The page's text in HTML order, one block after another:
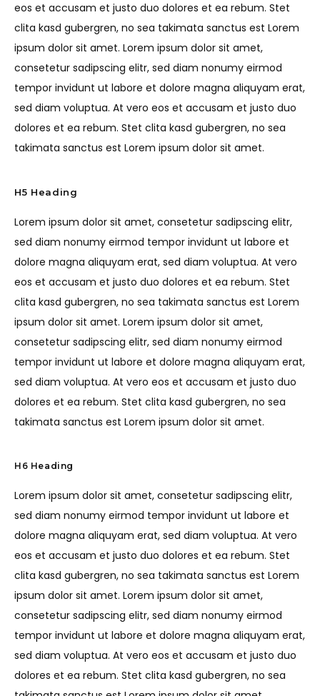
eos et accusam et justo duo dolores et ea rebum. Stet
clita kasd gubergren, no sea takimata sanctus est Lorem
ipsum dolor sit amet. Lorem ipsum dolor sit amet,
consetetur sadipscing elitr, sed diam nonumy eirmod
tempor invidunt ut labore et dolore magna aliquyam erat,
sed diam voluptua. At vero eos et accusam et justo duo
dolores et ea rebum. Stet clita kasd gubergren, no sea
takimata sanctus est Lorem ipsum dolor sit amet.
H5 Heading
Lorem ipsum dolor sit amet, consetetur sadipscing elitr,
sed diam nonumy eirmod tempor invidunt ut labore et
dolore magna aliquyam erat, sed diam voluptua. At vero
eos et accusam et justo duo dolores et ea rebum. Stet
clita kasd gubergren, no sea takimata sanctus est Lorem
ipsum dolor sit amet. Lorem ipsum dolor sit amet,
consetetur sadipscing elitr, sed diam nonumy eirmod
tempor invidunt ut labore et dolore magna aliquyam erat,
sed diam voluptua. At vero eos et accusam et justo duo
dolores et ea rebum. Stet clita kasd gubergren, no sea
takimata sanctus est Lorem ipsum dolor sit amet.
H6 Heading
Lorem ipsum dolor sit amet, consetetur sadipscing elitr,
sed diam nonumy eirmod tempor invidunt ut labore et
dolore magna aliquyam erat, sed diam voluptua. At vero
eos et accusam et justo duo dolores et ea rebum. Stet
clita kasd gubergren, no sea takimata sanctus est Lorem
ipsum dolor sit amet. Lorem ipsum dolor sit amet,
consetetur sadipscing elitr, sed diam nonumy eirmod
tempor invidunt ut labore et dolore magna aliquyam erat,
sed diam voluptua. At vero eos et accusam et justo duo
dolores et ea rebum. Stet clita kasd gubergren, no sea